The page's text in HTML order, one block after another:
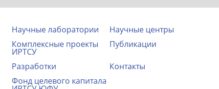
Научные лаборатории
Научные центры
Комплексные проекты
ИРТСУ
Публикации
Разработки
Контакты
Фонд целевого капитала